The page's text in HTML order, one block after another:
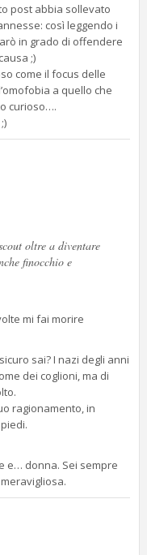
post abbia sollevato
così leggendo i
in grado di offendere
;)
come il focus delle
a quello che
curioso….
oltre a diventare
finocchio e
mi fai morire
sai? I nazi degli anni
dei coglioni, ma di
ragionamento, in
e… donna. Sei sempre